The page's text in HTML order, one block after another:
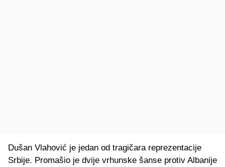
Dušan Vlahović je jedan od tragičara reprezentacije
Srbije. Promašio je dvije vrhunske šanse protiv Albanije